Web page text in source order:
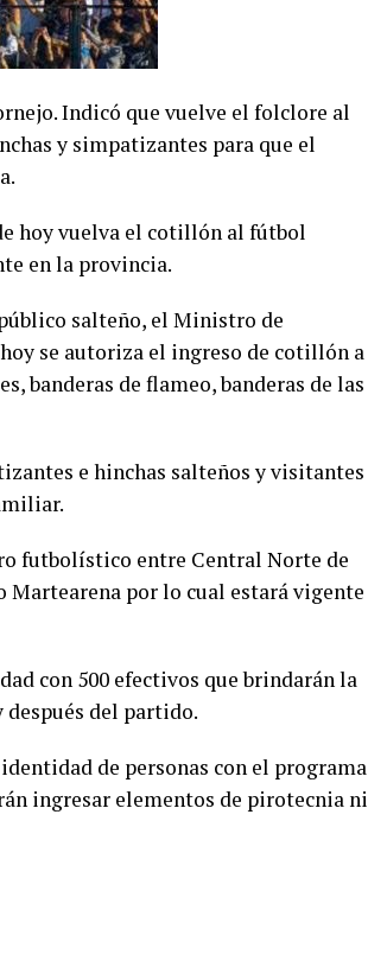
Indicó que vuelve el folclore al
y simpatizantes para que el
hoy vuelva el cotillón al fútbol
en la provincia.
salteño, el Ministro de
se autoriza el ingreso de cotillón a
banderas de flameo, banderas de las
e hinchas salteños y visitantes
futbolístico entre Central Norte de
Martearena por lo cual estará vigente
con 500 efectivos que brindarán la
después del partido.
de personas con el programa
ingresar elementos de pirotecnia ni